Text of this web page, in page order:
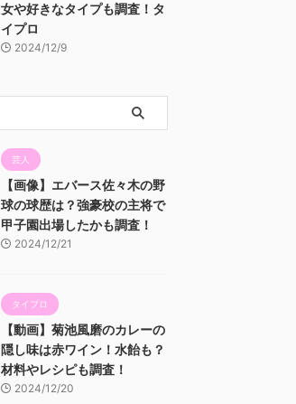
女や好きなタイプも調査！タ
イプロ
2024/12/9
芸人
【画像】エバース佐々木の野
球の球歴は？強豪校の主将で
甲子園出場したかも調査！
2024/12/21
タイプロ
【動画】菊池風磨のカレーの
隠し味は赤ワイン！水飴も？
材料やレシピも調査！
2024/12/20